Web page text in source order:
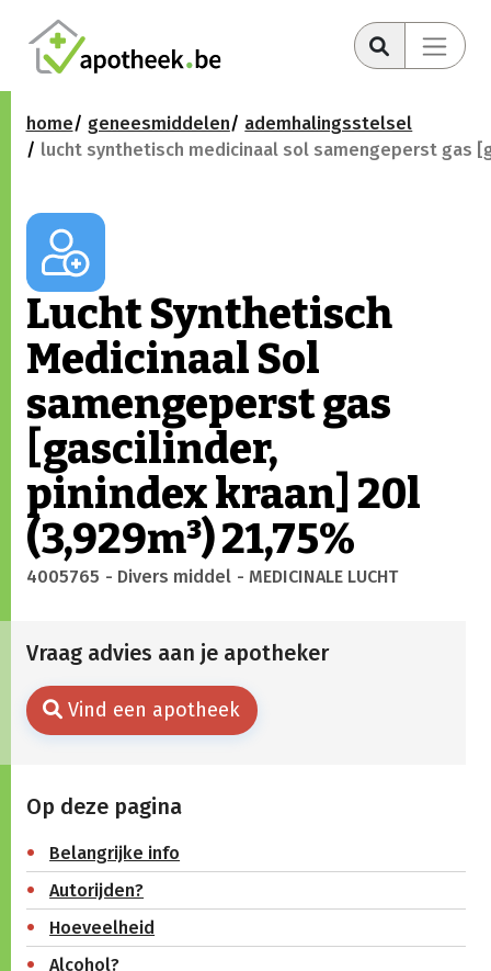
home geneesmiddelen
ademhalingsstelsel
lucht synthetisch medicinaal sol samengeperst gas
Lucht Synthetisch
Medicinaal Sol
samengeperst gas
[gascilinder,
pinindex kraan] 20l
(3,929m³) 21,75%
4005765 - Divers middel - MEDICINALE LUCHT
Vraag advies aan je apotheker
Vind een apotheek
Op deze pagina
Belangrijke info
Autorijden?
Hoeveelheid
Alcohol?